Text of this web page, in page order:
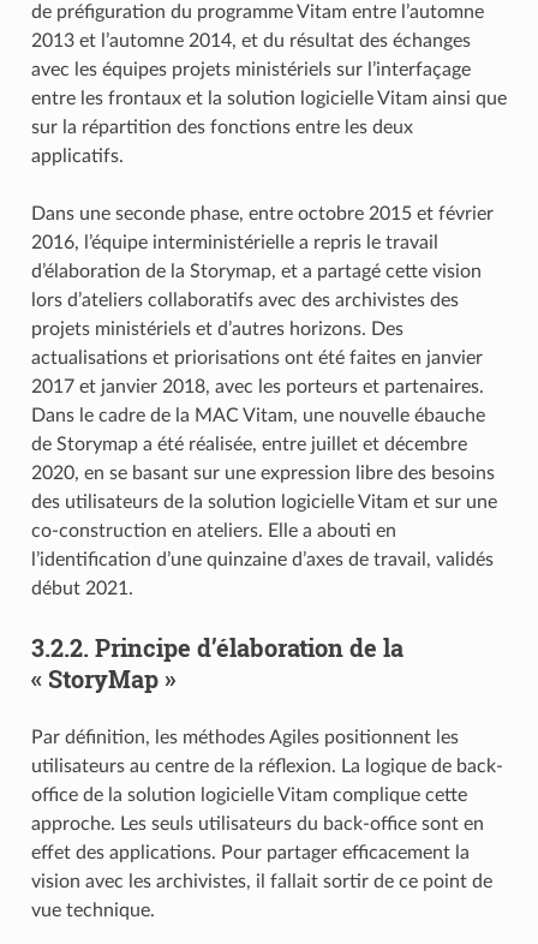
de préfiguration du programme Vitam entre l’automne
2013 et l’automne 2014, et du résultat des échanges
avec les équipes projets ministériels sur l’interfaçage
entre les frontaux et la solution logicielle Vitam ainsi que
sur la répartition des fonctions entre les deux
applicatifs.
Dans une seconde phase, entre octobre 2015 et février
2016, l’équipe interministérielle a repris le travail
d’élaboration de la Storymap, et a partagé cette vision
lors d’ateliers collaboratifs avec des archivistes des
projets ministériels et d’autres horizons. Des
actualisations et priorisations ont été faites en janvier
2017 et janvier 2018, avec les porteurs et partenaires.
Dans le cadre de la MAC Vitam, une nouvelle ébauche
de Storymap a été réalisée, entre juillet et décembre
2020, en se basant sur une expression libre des besoins
des utilisateurs de la solution logicielle Vitam et sur une
co-construction en ateliers. Elle a abouti en
l’identification d’une quinzaine d’axes de travail, validés
début 2021.
3.2.2. Principe d’élaboration de la
« StoryMap »
Par définition, les méthodes Agiles positionnent les
utilisateurs au centre de la réflexion. La logique de back-
office de la solution logicielle Vitam complique cette
approche. Les seuls utilisateurs du back-office sont en
effet des applications. Pour partager efficacement la
vision avec les archivistes, il fallait sortir de ce point de
vue technique.